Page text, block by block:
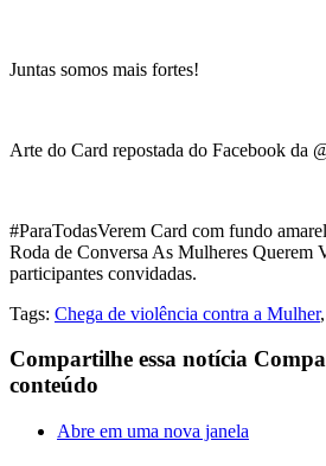
Juntas somos mais fortes!
Arte do Card repostada do Facebook da
#ParaTodasVerem Card com fundo
Roda de Conversa As Mulheres Querem
participantes convidadas.
Tags: Chega de violência contra a Mulher,
Compartilhe essa notícia
conteúdo
Abre em uma nova janela